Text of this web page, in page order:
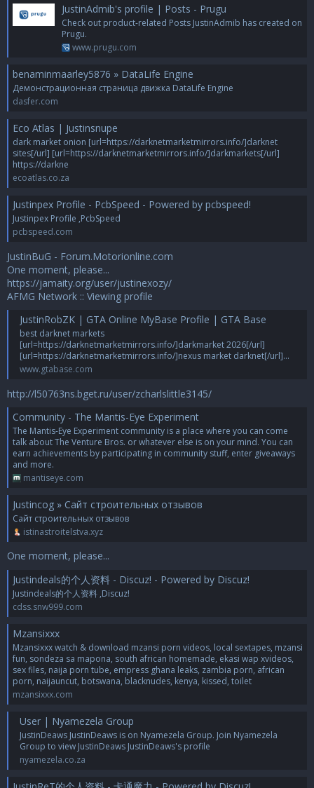
JustinAdmib's profile | Posts - Prugu
Check out product-related Posts JustinAdmib has created on
Prugu.
www.prugu.com
benaminmaarley5876 » DataLife Engine
Демонстрационная страница движка DataLife Engine
dasfer.com
Eco Atlas | Justinsnupe
dark market onion [url=https://darknetmarketmirrors.info/]darknet
sites[/url] [url=https://darknetmarketmirrors.info/]darkmarkets[/url]
https://darkne
ecoatlas.co.za
Justinpex Profile - PcbSpeed - Powered by pcbspeed!
Justinpex Profile ,PcbSpeed
pcbspeed.com
JustinBuG - Forum.Motorionline.com
One moment, please...
https://jamaity.org/user/justinexozy/
AFMG Network :: Viewing profile
JustinRobZK | GTA Online MyBase Profile | GTA Base
best darknet markets
[url=https://darknetmarketmirrors.info/]darkmarket 2026[/url]
[url=https://darknetmarketmirrors.info/]nexus market darknet[/url]...
www.gtabase.com
http://l50763ns.bget.ru/user/zcharlslittle3145/
Community - The Mantis-Eye Experiment
The Mantis-Eye Experiment community is a place where you can come
talk about The Venture Bros. or whatever else is on your mind. You can
earn achievements by participating in community stuff, enter giveaways
and more.
mantiseye.com
Justincog » Сайт строительных отзывов
Сайт строительных отзывов
istinastroitelstva.xyz
One moment, please...
Justindeals的个人资料 - Discuz! - Powered by Discuz!
Justindeals的个人资料 ,Discuz!
cdss.snw999.com
Mzansixxx
Mzansixxx watch & download mzansi porn videos, local sextapes, mzansi
fun, sondeza sa mapona, south african homemade, ekasi wap xvideos,
sex files, naija porn tube, empress ghana leaks, zambia porn, african
porn, naijauncut, botswana, blacknudes, kenya, kissed, toilet
mzansixxx.com
User | Nyamezela Group
JustinDeaws JustinDeaws is on Nyamezela Group. Join Nyamezela
Group to view JustinDeaws JustinDeaws's profile
nyamezela.co.za